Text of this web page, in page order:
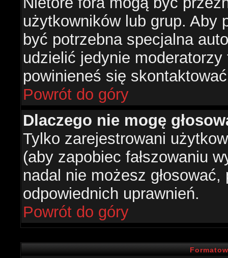
użytkowników lub grup. Aby
być potrzebna specjalna
udzielić jedynie
powinieneś się
Powrót do góry
Dlaczego nie mogę
Tylko zarejestrowani
(aby zapobiec fałszowaniu
nadal nie możesz
odpowiednich uprawnień.
Powrót do góry